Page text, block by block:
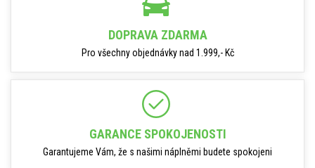
DOPRAVA ZDARMA
Pro všechny objednávky nad 1.999,- Kč
GARANCE SPOKOJENOSTI
Garantujeme Vám, že s našimi náplněmi budete spokojeni